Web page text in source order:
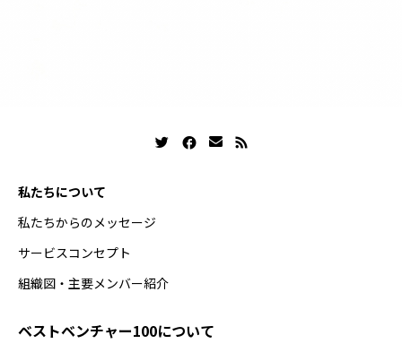
私たちについて
私たちからのメッセージ
サービスコンセプト
組織図・主要メンバー紹介
ベストベンチャー100について